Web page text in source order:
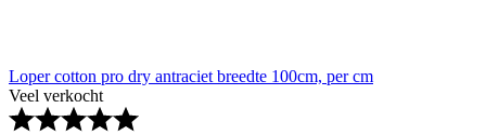
Loper cotton pro dry antraciet breedte 100cm, per cm
Veel verkocht